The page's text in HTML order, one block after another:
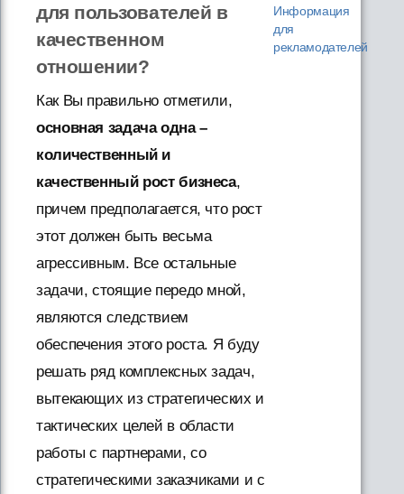
для пользователей в
качественном
отношении?
Как Вы правильно отметили,
основная задача одна –
количественный и
качественный рост бизнеса,
причем предполагается, что рост
этот должен быть весьма
агрессивным. Все остальные
задачи, стоящие передо мной,
являются следствием
обеспечения этого роста. Я буду
решать ряд комплексных задач,
вытекающих из стратегических и
тактических целей в области
работы с партнерами, со
стратегическими заказчиками и с
Информация
для
рекламодателей